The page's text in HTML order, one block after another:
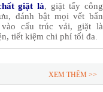
giặt là, giặt tẩy công
, đánh bật mọi vết bẩn
cấu trúc vải, giặt là
tiết kiệm chi phí tối đa.
XEM THÊM >>